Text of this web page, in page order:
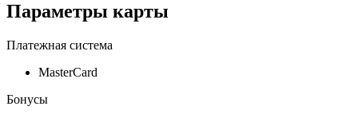
Параметры карты
Платежная система
MasterСard
Бонусы